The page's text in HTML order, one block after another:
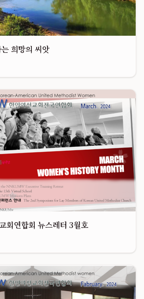
희망의 씨앗
회연합회 뉴스레터 3월호